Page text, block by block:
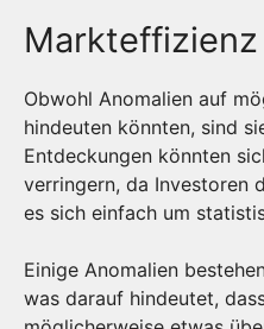
Obwohl Anomalien auf
hindeuten könnten, sind
Entdeckungen könnten
verringern, da Investoren
es sich einfach um
Einige Anomalien
was darauf hindeutet,